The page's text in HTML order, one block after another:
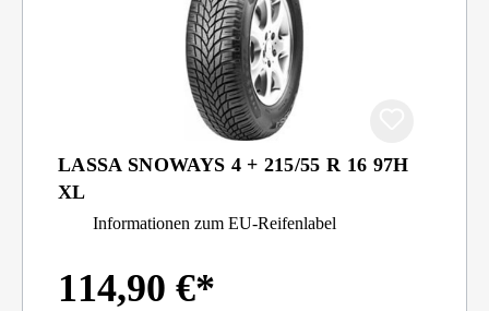
LASSA SNOWAYS 4 + 215/55 R 16 97H
XL
Informationen zum EU-Reifenlabel
114,90 €*